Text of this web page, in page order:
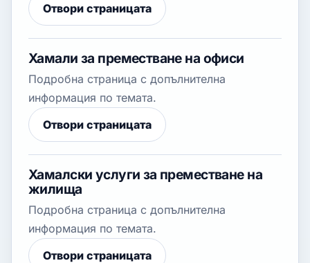
Отвори страницата
Хамали за преместване на офиси
Подробна страница с допълнителна
информация по темата.
Отвори страницата
Хамалски услуги за преместване на
жилища
Подробна страница с допълнителна
информация по темата.
Отвори страницата